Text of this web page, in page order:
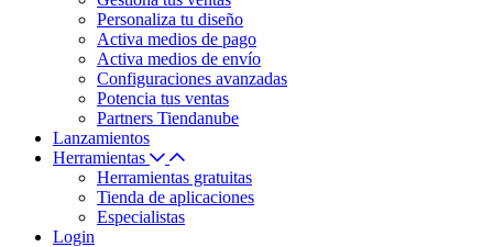
Personaliza tu diseño
Activa medios de pago
Activa medios de envío
Configuraciones avanzadas
Potencia tus ventas
Partners Tiendanube
Lanzamientos
Herramientas
Herramientas gratuitas
Tienda de aplicaciones
Especialistas
Login